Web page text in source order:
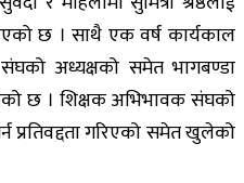
छ । साथै एक वर्ष कार्यकाल
अध्यक्षको समेत भागबण्डा
छ । शिक्षक अभिभावक संघको
प्रतिवद्दता गरिएको समेत खुलेको